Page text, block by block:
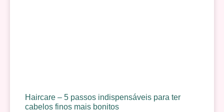
Haircare – 5 passos indispensáveis para ter
cabelos finos mais bonitos